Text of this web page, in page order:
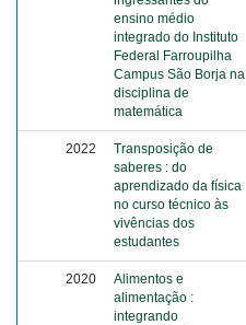
ensino médio
integrado do Instituto
Federal Farroupilha
Campus São Borja na
disciplina de
matemática
2022
Transposição de
saberes : do
aprendizado da física
no curso técnico às
vivências dos
estudantes
2020
Alimentos e
alimentação :
integrando